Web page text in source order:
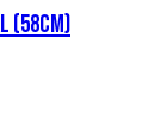
(58cm)